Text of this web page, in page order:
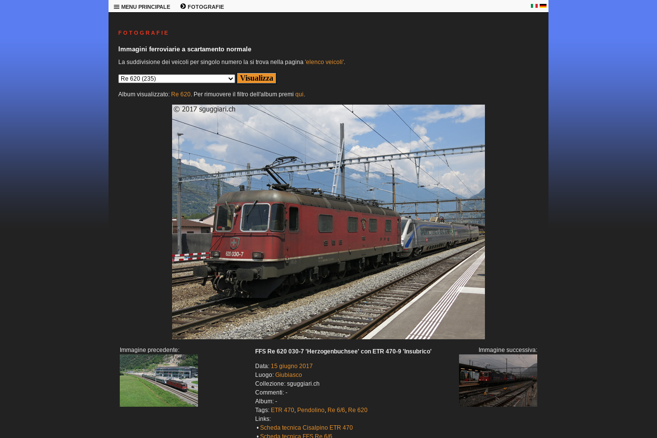
MENU PRINCIPALE FOTOGRAFIE
F O T O G R A F I E
Immagini ferroviarie a scartamento normale
La suddivisione dei veicoli per singolo numero la si trova nella pagina 'elenco veicoli'.
Album visualizzato: Re 620. Per rimuovere il filtro dell'album premi qui.
Immagine precedente: FFS Re 620 030-7 'Herzogenbuchsee' con ETR 470-9 'Insubrico'
Data: 15 giugno 2017
Luogo: Giubiasco
Collezione: sguggiari.ch
Commenti: -
Album: -
Tags: ETR 470, Pendolino, Re 6/6, Re 620
Links:
• Scheda tecnica Cisalpino ETR 470
Immagine successiva: